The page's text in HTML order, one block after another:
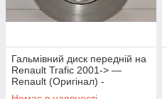
Гальмівний диск передній на
Renault Trafic 2001-> —
Renault (Оригінал) -
7711130077